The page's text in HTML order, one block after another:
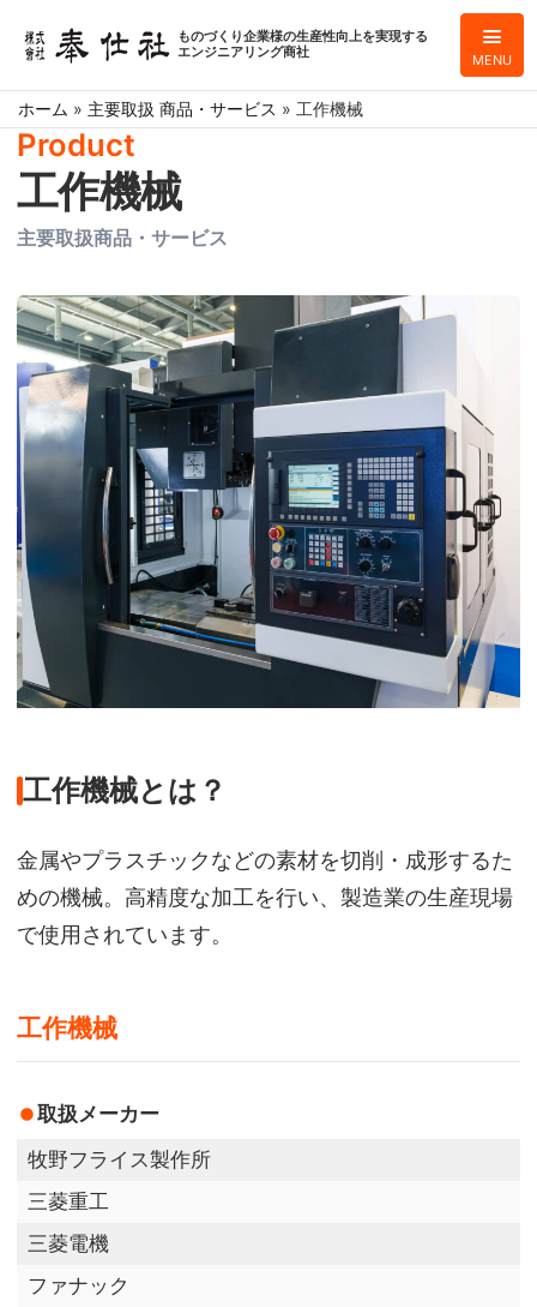
MENU
ものづくり企業様の生産性向上を実現する
エンジニアリング商社
工作機械
主要取扱商品・サービス
Product
ホーム » 主要取扱 商品・サービス » 工作機械
工作機械とは？
金属やプラスチックなどの素材を切削・成形するた
めの機械。高精度な加工を行い、製造業の生産現場
で使用されています。
工作機械
取扱メーカー
牧野フライス製作所
三菱重工
三菱電機
ファナック